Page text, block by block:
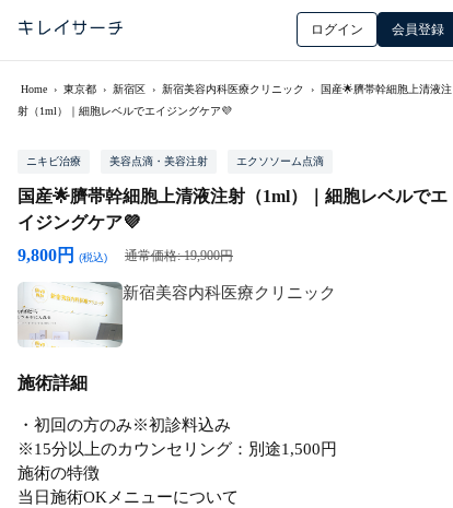
ログイン 会員登録
Home › 東京都 › 新宿区 › 新宿美容内科医療クリニック ›
国産🌟臍帯幹細胞上清液注
射（1ml）｜細胞レベルでエイジングケア💜
ニキビ治療 美容点滴・美容注射 エクソソーム点滴
国産🌟臍帯幹細胞上清液注射（1ml）｜細胞レベルでエ
イジングケア💜
9,800円
(税込) 通常価格: 19,900円
新宿美容内科医療クリニック
施術詳細
・初回の方のみ※初診料込み
※15分以上のカウンセリング：別途1,500円
施術の特徴
当日施術OKメニューについて